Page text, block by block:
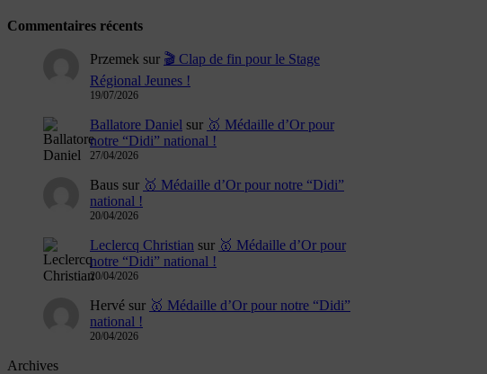
Commentaires récents
Przemek sur 🎬 Clap de fin pour le Stage
Régional Jeunes !
19/07/2026
Ballatore Daniel sur 🥇 Médaille d’Or pour
notre “Didi” national !
27/04/2026
Baus sur 🥇 Médaille d’Or pour notre “Didi”
national !
20/04/2026
Leclercq Christian sur 🥇 Médaille d’Or pour
notre “Didi” national !
20/04/2026
Hervé sur 🥇 Médaille d’Or pour notre “Didi”
national !
20/04/2026
Archives